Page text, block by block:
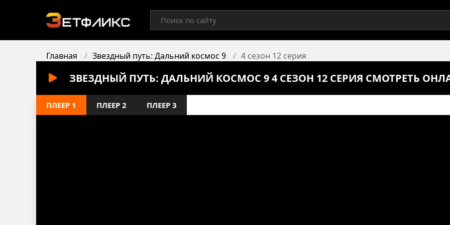
Главная Звездный путь: Дальний космос 9 4 сезон 12 серия
ЗВЕЗДНЫЙ ПУТЬ: ДАЛЬНИЙ КОСМОС 9 4 СЕЗОН 12 СЕРИЯ СМОТРЕТЬ
ПЛЕЕР 1 ПЛЕЕР 2 ПЛЕЕР 3